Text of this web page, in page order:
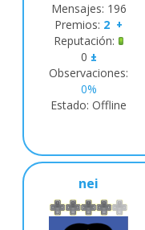
Mensajes: 196
Premios: 2 +
Reputación:
0 ±
Observaciones:
0%
Estado: Offline
nei